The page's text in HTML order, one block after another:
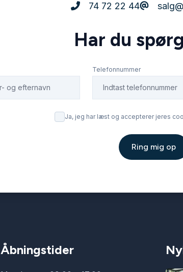
74 72 22 44
Har du
Telefonnummer
Ja, jeg har læst og accepterer jeres
Ring mig op
Åbningstider